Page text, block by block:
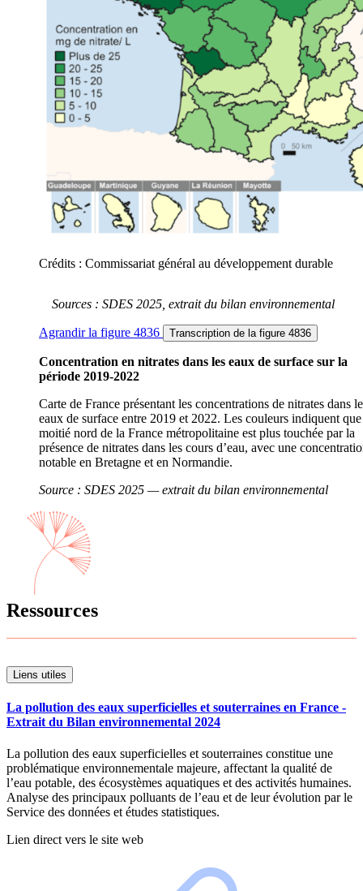
Crédits : Commissariat général au développement durable
Sources : SDES 2025, extrait du bilan environnemental
Agrandirla figure 4836 Transcription de la figure 4836
Concentration en nitrates dans les eaux de surface sur la
période 2019-2022
Carte de France présentant les concentrations de nitrates dans
eaux de surface entre 2019 et 2022. Les couleurs indiquent
moitié nord de la France métropolitaine est plus touchée par la
présence de nitrates dans les cours d’eau, avec une
notable en Bretagne et en Normandie.
Source : SDES 2025 — extrait du bilan environnemental
Ressources
Liens utiles
La pollution des eaux superficielles et souterraines en France -
Extrait du Bilan environnemental 2024
La pollution des eaux superficielles et souterraines constitue une
problématique environnementale majeure, affectant la qualité de
l’eau potable, des écosystèmes aquatiques et des activités humaines.
Analyse des principaux polluants de l’eau et de leur évolution par le
Service des données et études statistiques.
Lien direct vers le site web